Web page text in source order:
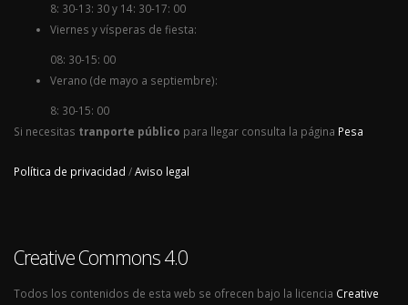
8: 30-13: 30 y 14: 30-17: 00
Viernes y vísperas de fiesta:
08: 30-15: 00
Verano (de mayo a septiembre):
8: 30-15: 00
Si necesitas tranporte público para llegar consulta la página Pesa
Política de privacidad /Aviso legal
Creative Commons 4.0
Todos los contenidos de esta web se ofrecen bajo la licencia Creative